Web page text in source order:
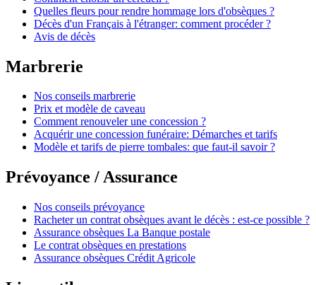
Quelles fleurs pour rendre hommage lors d'obsèques ?
Décès d'un Français à l'étranger: comment procéder ?
Avis de décès
Marbrerie
Nos conseils marbrerie
Prix et modèle de caveau
Comment renouveler une concession ?
Acquérir une concession funéraire: Démarches et tarifs
Modèle et tarifs de pierre tombales: que faut-il savoir ?
Prévoyance / Assurance
Nos conseils prévoyance
Racheter un contrat obsèques avant le décès : est-ce possible ?
Assurance obsèques La Banque postale
Le contrat obsèques en prestations
Assurance obsèques Crédit Agricole